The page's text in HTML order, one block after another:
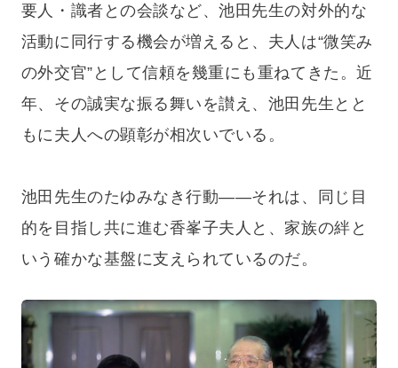
要人・識者との会談など、池田先生の対外的な
活動に同行する機会が増えると、夫人は“微笑み
の外交官”として信頼を幾重にも重ねてきた。近
年、その誠実な振る舞いを讃え、池田先生とと
もに夫人への顕彰が相次いでいる。
池田先生のたゆみなき行動——それは、同じ目
的を目指し共に進む香峯子夫人と、家族の絆と
いう確かな基盤に支えられているのだ。